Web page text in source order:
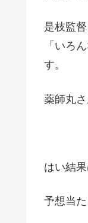
是枝監
「いろ
す。
薬師丸
はい結
予想当